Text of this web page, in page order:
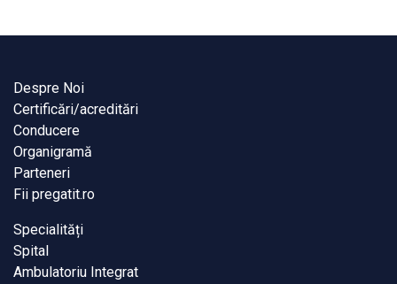
Despre Noi
Certificări/acreditări
Conducere
Organigramă
Parteneri
Fii pregatit.ro
Specialități
Spital
Ambulatoriu Integrat